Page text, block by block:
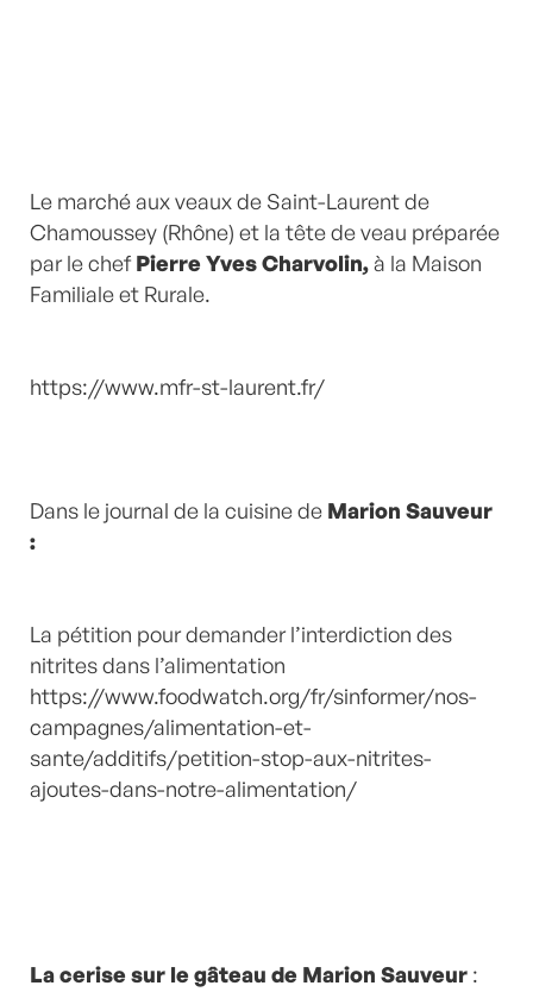
Le marché aux veaux de Saint-Laurent de
Chamoussey (Rhône) et la tête de veau préparée
par le chefPierre Yves Charvolin,à la Maison
Familiale et Rurale.
https://www.mfr-st-laurent.fr/
Dans le journal de la cuisine de Marion Sauveur
:
La pétition pour demander l’interdiction des
nitrites dans l’alimentation
https://www.foodwatch.org/fr/sinformer/nos-
campagnes/alimentation-et-
sante/additifs/petition-stop-aux-nitrites-
ajoutes-dans-notre-alimentation/
La cerise sur le gâteau de Marion Sauveur :